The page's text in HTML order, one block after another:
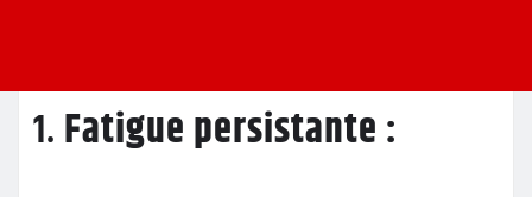
1.Fatigue persistante :